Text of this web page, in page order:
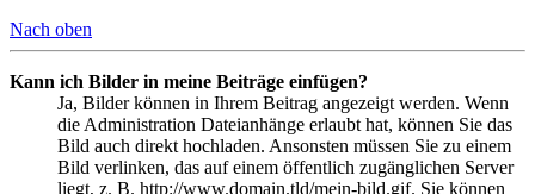
Nach oben
Kann ich Bilder in meine Beiträge einfügen?
Ja, Bilder können in Ihrem Beitrag angezeigt werden. Wenn
die Administration Dateianhänge erlaubt hat, können Sie das
Bild auch direkt hochladen. Ansonsten müssen Sie zu einem
Bild verlinken, das auf einem öffentlich zugänglichen Server
liegt, z. B. http://www.domain.tld/mein-bild.gif. Sie können